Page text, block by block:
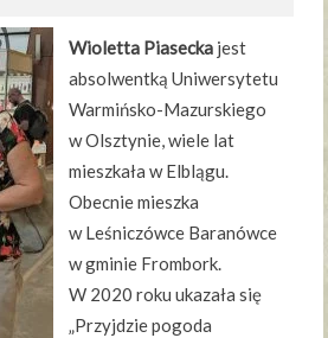
Wioletta Piasecka jest
absolwentką Uniwersytetu
Warmińsko-Mazurskiego
w Olsztynie, wiele lat
mieszkała w Elblągu.
Obecnie mieszka
w Leśniczówce Baranówce
w gminie Frombork.
W 2020 roku ukazała się
„Przyjdzie pogoda